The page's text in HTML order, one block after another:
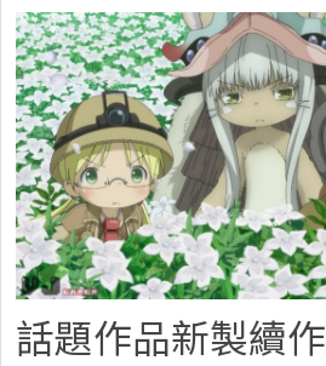
話題作品新製續作